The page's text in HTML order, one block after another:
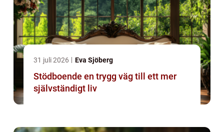
31 juli 2026 Eva Sjöberg
Stödboende en trygg väg till ett mer
självständigt liv